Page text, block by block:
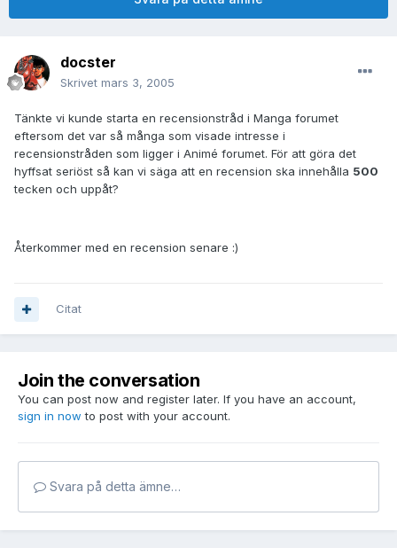
docster
Skrivet mars 3, 2005
Tänkte vi kunde starta en recensionstråd i Manga forumet
eftersom det var så många som visade intresse i
recensionstråden som ligger i Animé forumet. För att göra det
hyffsat seriöst så kan vi säga att en recension ska innehålla 500
tecken och uppåt?
Återkommer med en recension senare :)
Citat
Join the conversation
You can post now and register later. If you have an account,
sign in now to post with your account.
Svara på detta ämne…